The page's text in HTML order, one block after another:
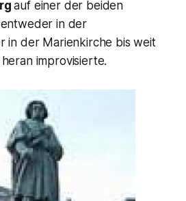
auf einer der beiden
in der
in der Marienkirche bis weit
improvisierte.